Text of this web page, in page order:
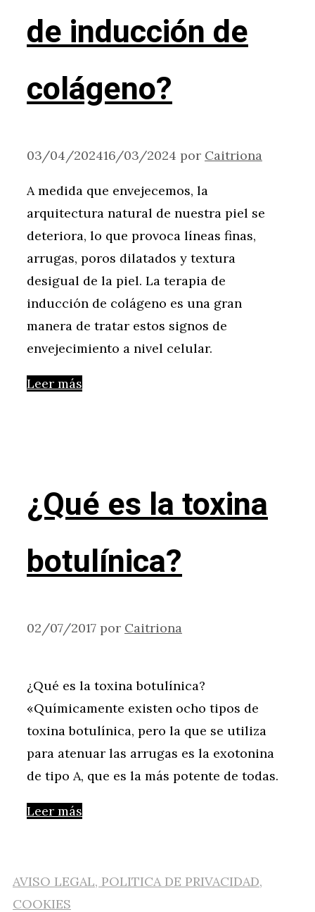
de inducción de
colágeno?
03/04/202416/03/2024 por Caitriona
A medida que envejecemos, la
arquitectura natural de nuestra piel se
deteriora, lo que provoca líneas finas,
arrugas, poros dilatados y textura
desigual de la piel. La terapia de
inducción de colágeno es una gran
manera de tratar estos signos de
envejecimiento a nivel celular.
Leer más
¿Qué es la toxina
botulínica?
02/07/2017 por Caitriona
¿Qué es la toxina botulínica?
«Químicamente existen ocho tipos de
toxina botulínica, pero la que se utiliza
para atenuar las arrugas es la exotonina
de tipo A, que es la más potente de todas.
Leer más
AVISO LEGAL, POLITICA DE PRIVACIDAD,
COOKIES